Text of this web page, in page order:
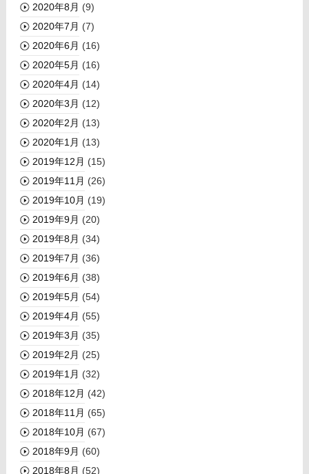
2020年8月 (9)
2020年7月 (7)
2020年6月 (16)
2020年5月 (16)
2020年4月 (14)
2020年3月 (12)
2020年2月 (13)
2020年1月 (13)
2019年12月 (15)
2019年11月 (26)
2019年10月 (19)
2019年9月 (20)
2019年8月 (34)
2019年7月 (36)
2019年6月 (38)
2019年5月 (54)
2019年4月 (55)
2019年3月 (35)
2019年2月 (25)
2019年1月 (32)
2018年12月 (42)
2018年11月 (65)
2018年10月 (67)
2018年9月 (60)
2018年8月 (52)